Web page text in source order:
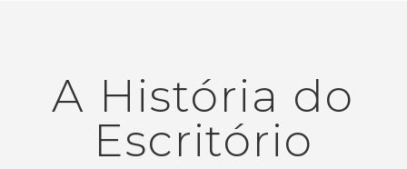
A História do
Escritório